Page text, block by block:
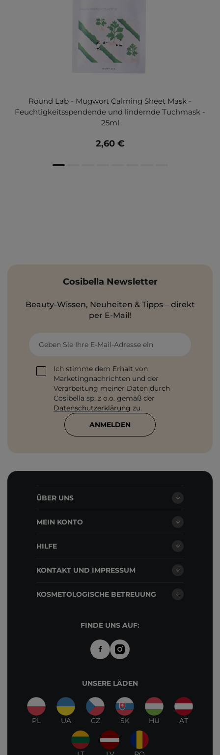
Round Lab - Mugwort Calming Sheet Mask -
Feuchtigkeitsspendende und lindernde Tuchmask -
25ml
2,60 €
Cosibella Newsletter
Beauty-Wissen, Neuheiten & Tipps – direkt
per E-Mail!
Geben Sie Ihre E-Mail-Adresse ein
Ich stimme dem Erhalt von
Marketingnachrichten und der
Verarbeitung meiner Daten durch
Cosibella sp. z o.o. gemäß der
Datenschutzerklärung zu.
ANMELDEN
ÜBER UNS
MEIN KONTO
HILFE
KONTAKT UND IMPRESSUM
KOSMETOLOGISCHE BETREUUNG
FINDE UNS AUF:
UNSERE LÄDEN
PL UA CZ SK HU AT